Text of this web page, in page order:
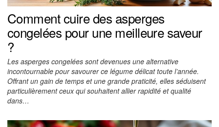
Comment cuire des asperges
congelées pour une meilleure saveur
?
Les asperges congelées sont devenues une alternative
incontournable pour savourer ce légume délicat toute l’année.
Offrant un gain de temps et une grande praticité, elles séduisent
particulièrement ceux qui souhaitent allier rapidité et qualité
dans…